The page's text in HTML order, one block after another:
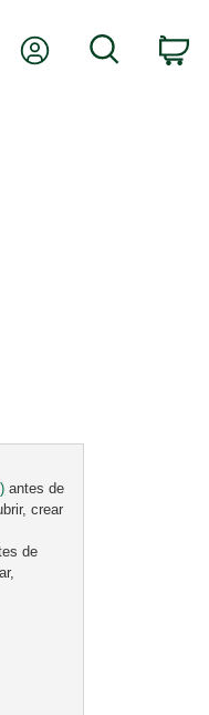
Mi cuenta Búsqueda
antes de
crear
de